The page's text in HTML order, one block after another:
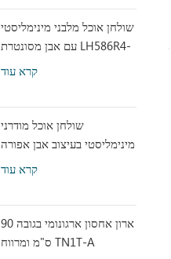
שולחן אוכל מלבני מינימליסטי
עם אבן מסונטרת LH586R4-
C
קרא עוד
שולחן אוכל מודרני
מינימליסטי בעיצוב אבן אפורה
קרא עוד
ארון אחסון ארגונומי בגובה 90
ס"מ ומרווח TN1T-A